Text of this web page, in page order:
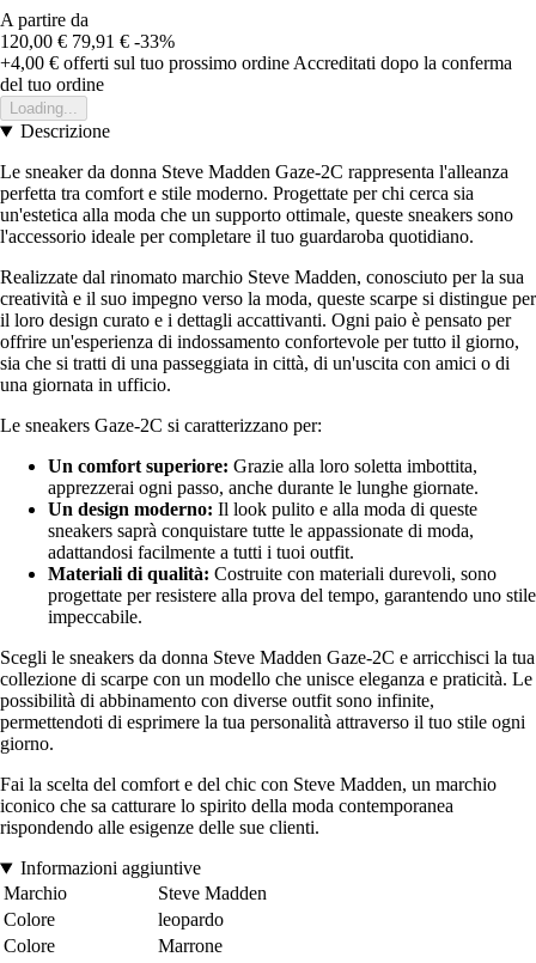
A partire da
120,00 € 79,91 € -33%
+4,00 € offerti sul tuo prossimo ordine Accreditati dopo la conferma
del tuo ordine
Loading...
Descrizione
Le sneaker da donna Steve Madden Gaze-2C rappresenta l'alleanza
perfetta tra comfort e stile moderno. Progettate per chi cerca sia
un'estetica alla moda che un supporto ottimale, queste sneakers sono
l'accessorio ideale per completare il tuo guardaroba quotidiano.
Realizzate dal rinomato marchio Steve Madden, conosciuto per la sua
creatività e il suo impegno verso la moda, queste scarpe si distingue per
il loro design curato e i dettagli accattivanti. Ogni paio è pensato per
offrire un'esperienza di indossamento confortevole per tutto il giorno,
sia che si tratti di una passeggiata in città, di un'uscita con amici o di
una giornata in ufficio.
Le sneakers Gaze-2C si caratterizzano per:
Un comfort superiore: Grazie alla loro soletta imbottita,
apprezzerai ogni passo, anche durante le lunghe giornate.
Un design moderno: Il look pulito e alla moda di queste
sneakers saprà conquistare tutte le appassionate di moda,
adattandosi facilmente a tutti i tuoi outfit.
Materiali di qualità: Costruite con materiali durevoli, sono
progettate per resistere alla prova del tempo, garantendo uno stile
impeccabile.
Scegli le sneakers da donna Steve Madden Gaze-2C e arricchisci la tua
collezione di scarpe con un modello che unisce eleganza e praticità. Le
possibilità di abbinamento con diverse outfit sono infinite,
permettendoti di esprimere la tua personalità attraverso il tuo stile ogni
giorno.
Fai la scelta del comfort e del chic con Steve Madden, un marchio
iconico che sa catturare lo spirito della moda contemporanea
rispondendo alle esigenze delle sue clienti.
Informazioni aggiuntive
Marchio
Steve Madden
Colore
leopardo
Colore
Marrone